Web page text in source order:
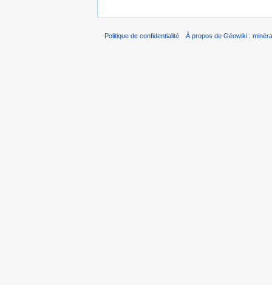
Politique de confidentialité À propos de Géowiki :